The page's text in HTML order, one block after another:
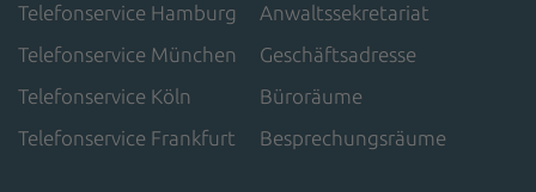
Telefonservice Hamburg
Telefonservice München
Telefonservice Köln
Telefonservice Frankfurt
Anwaltssekretariat
Geschäftsadresse
Büroräume
Besprechungsräume